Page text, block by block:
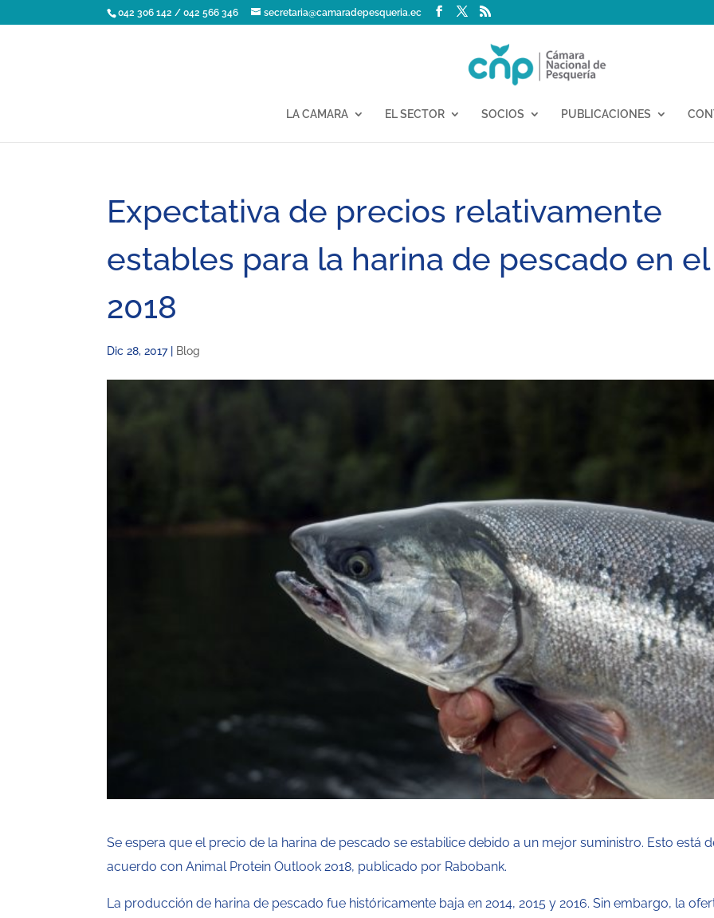
042 306 142 / 042 566 346 secretaria@camaradepesqueria.ec
LA CAMARA EL SECTOR SOCIOS PUBLICACIONES
Expectativa de precios relativamente
estables para la harina de pescado en el
2018
Dic 28, 2017| Blog
Se espera que el precio de la harina de pescado se estabilice debido a un mejor suministro. Esto está
acuerdo con Animal Protein Outlook 2018, publicado por Rabobank.
La producción de harina de pescado fue históricamente baja en 2014, 2015 y 2016. Sin embargo, la